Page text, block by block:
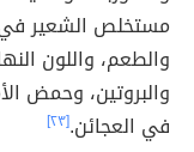
مستخلص الشعير في
والطعم، واللون
في العجائن.[٢٣]